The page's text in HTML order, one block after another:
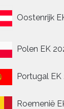
Oostenrijk
Polen EK
Portugal EK
Roemenië